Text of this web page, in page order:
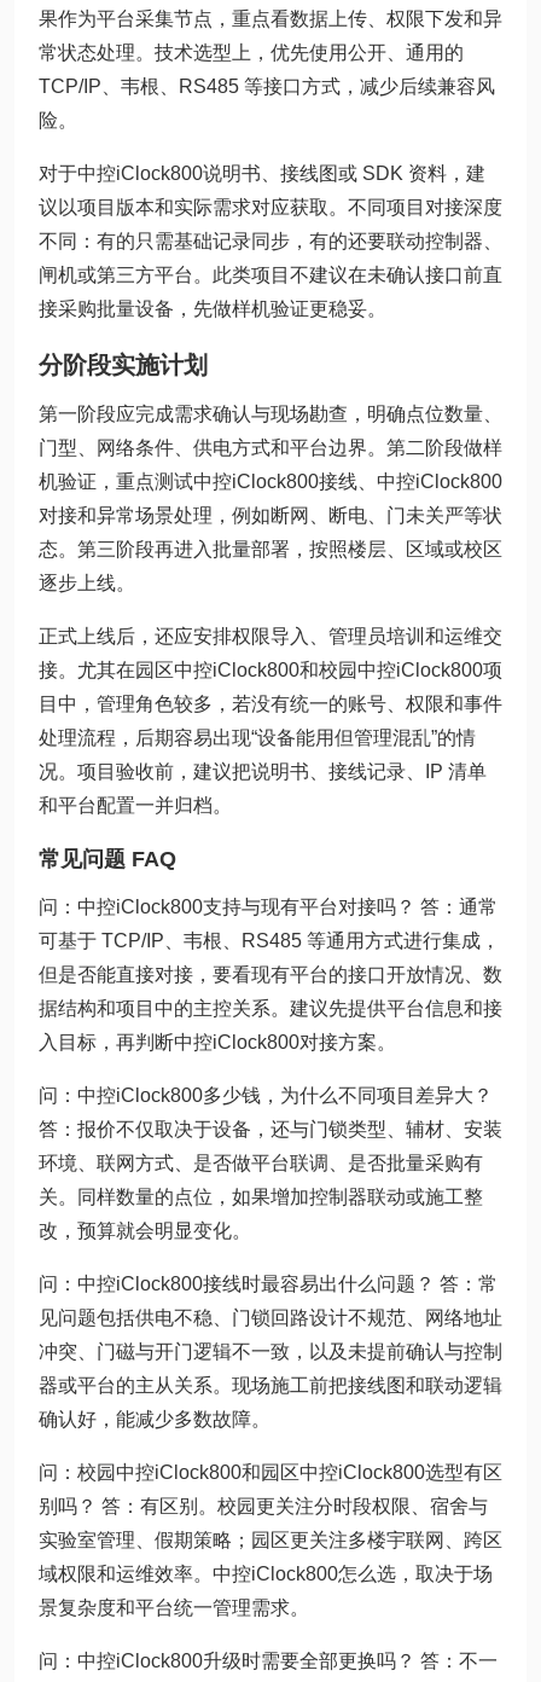
果作为平台采集节点，重点看数据上传、权限下发和异
常状态处理。技术选型上，优先使用公开、通用的
TCP/IP、韦根、RS485 等接口方式，减少后续兼容风
险。
对于中控iClock800说明书、接线图或 SDK 资料，建
议以项目版本和实际需求对应获取。不同项目对接深度
不同：有的只需基础记录同步，有的还要联动控制器、
闸机或第三方平台。此类项目不建议在未确认接口前直
接采购批量设备，先做样机验证更稳妥。
分阶段实施计划
第一阶段应完成需求确认与现场勘查，明确点位数量、
门型、网络条件、供电方式和平台边界。第二阶段做样
机验证，重点测试中控iClock800接线、中控iClock800
对接和异常场景处理，例如断网、断电、门未关严等状
态。第三阶段再进入批量部署，按照楼层、区域或校区
逐步上线。
正式上线后，还应安排权限导入、管理员培训和运维交
接。尤其在园区中控iClock800和校园中控iClock800项
目中，管理角色较多，若没有统一的账号、权限和事件
处理流程，后期容易出现“设备能用但管理混乱”的情
况。项目验收前，建议把说明书、接线记录、IP 清单
和平台配置一并归档。
常见问题 FAQ
问：中控iClock800支持与现有平台对接吗？ 答：通常
可基于 TCP/IP、韦根、RS485 等通用方式进行集成，
但是否能直接对接，要看现有平台的接口开放情况、数
据结构和项目中的主控关系。建议先提供平台信息和接
入目标，再判断中控iClock800对接方案。
问：中控iClock800多少钱，为什么不同项目差异大？
答：报价不仅取决于设备，还与门锁类型、辅材、安装
环境、联网方式、是否做平台联调、是否批量采购有
关。同样数量的点位，如果增加控制器联动或施工整
改，预算就会明显变化。
问：中控iClock800接线时最容易出什么问题？ 答：常
见问题包括供电不稳、门锁回路设计不规范、网络地址
冲突、门磁与开门逻辑不一致，以及未提前确认与控制
器或平台的主从关系。现场施工前把接线图和联动逻辑
确认好，能减少多数故障。
问：校园中控iClock800和园区中控iClock800选型有区
别吗？ 答：有区别。校园更关注分时段权限、宿舍与
实验室管理、假期策略；园区更关注多楼宇联网、跨区
域权限和运维效率。中控iClock800怎么选，取决于场
景复杂度和平台统一管理需求。
问：中控iClock800升级时需要全部更换吗？ 答：不一